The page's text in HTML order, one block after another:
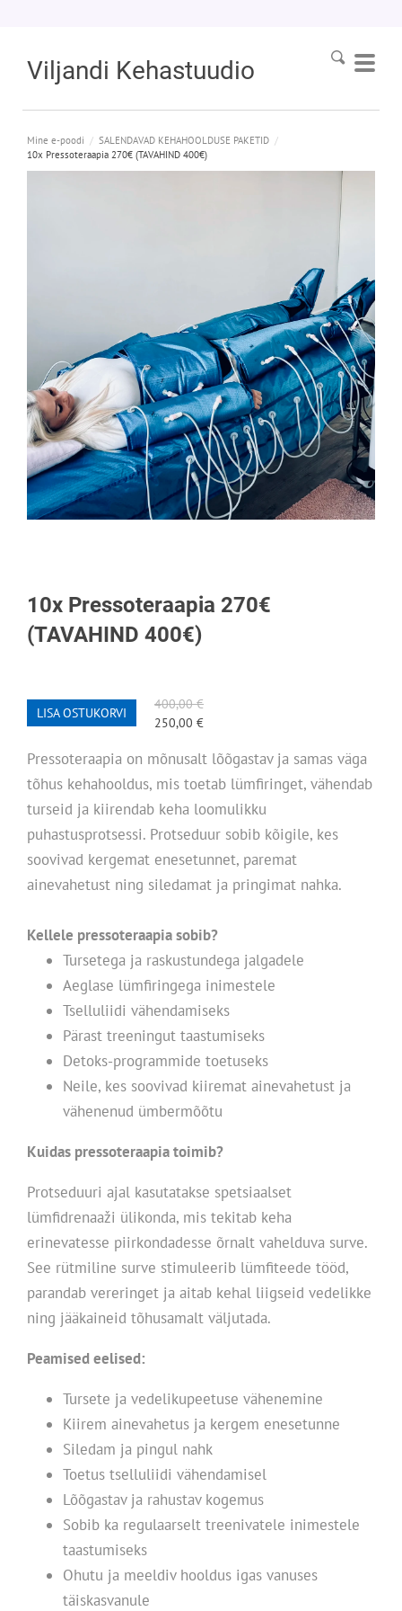
Viljandi Kehastuudio
Mine e-poodi / SALENDAVAD KEHAHOOLDUSE PAKETID /
10x Pressoteraapia 270€ (TAVAHIND 400€)
10x Pressoteraapia 270€
(TAVAHIND 400€)
LISA OSTUKORVI
400,00 €
250,00 €
Pressoteraapia on mõnusalt lõõgastav ja samas väga
tõhus kehahooldus, mis toetab lümfiringet, vähendab
turseid ja kiirendab keha loomulikku
puhastusprotsessi. Protseduur sobib kõigile, kes
soovivad kergemat enesetunnet, paremat
ainevahetust ning siledamat ja pringimat nahka.
Kellele pressoteraapia sobib?
Tursetega ja raskustundega jalgadele
Aeglase lümfiringega inimestele
Tselluliidi vähendamiseks
Pärast treeningut taastumiseks
Detoks-programmide toetuseks
Neile, kes soovivad kiiremat ainevahetust ja
vähenenud ümbermõõtu
Kuidas pressoteraapia toimib?
Protseduuri ajal kasutatakse spetsiaalset
lümfidrenaaži ülikonda, mis tekitab keha
erinevatesse piirkondadesse õrnalt vahelduva surve.
See rütmiline surve stimuleerib lümfiteede tööd,
parandab vereringet ja aitab kehal liigseid vedelikke
ning jääkaineid tõhusamalt väljutada.
Peamised eelised:
Tursete ja vedelikupeetuse vähenemine
Kiirem ainevahetus ja kergem enesetunne
Siledam ja pingul nahk
Toetus tselluliidi vähendamisel
Lõõgastav ja rahustav kogemus
Sobib ka regulaarselt treenivatele inimestele
taastumiseks
Ohutu ja meeldiv hooldus igas vanuses
täiskasvanule